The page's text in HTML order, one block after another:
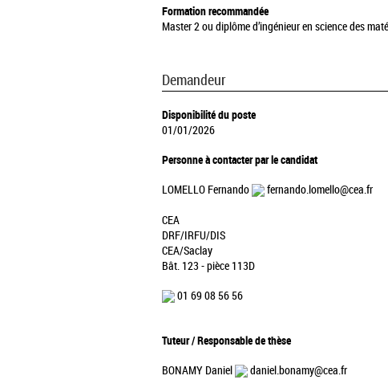
Formation recommandée
Master 2 ou diplôme d’ingénieur en science des
Demandeur
Disponibilité du poste
01/01/2026
Personne à contacter par le candidat
LOMELLO Fernando fernando.lomello@cea.fr
CEA
DRF/IRFU/DIS
CEA/Saclay
Bât. 123 - pièce 113D
01 69 08 56 56
Tuteur / Responsable de thèse
BONAMY Daniel daniel.bonamy@cea.fr